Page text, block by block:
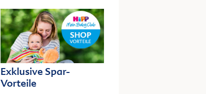
Exklusive Spar-
Vorteile